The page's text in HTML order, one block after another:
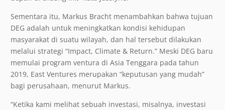
Sementara itu, Markus Bracht menambahkan bahwa tujuan
DEG adalah untuk meningkatkan kondisi kehidupan
masyarakat di suatu wilayah, dan hal tersebut dilakukan
melalui strategi “Impact, Climate & Return.” Meski DEG baru
memulai program ventura di Asia Tenggara pada tahun
2019, East Ventures merupakan “keputusan yang mudah”
bagi perusahaan, menurut Markus.
“Ketika kami melihat sebuah investasi, misalnya, investasi